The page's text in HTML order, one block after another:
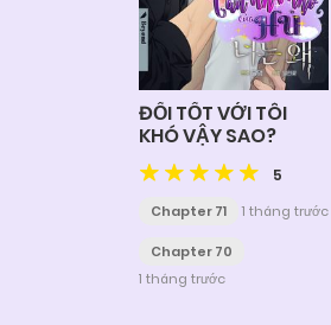
ĐỐI TỐT VỚI TÔI
KHÓ VẬY SAO?
5
Chapter 71 1 tháng trước
Chapter 70
1 tháng trước